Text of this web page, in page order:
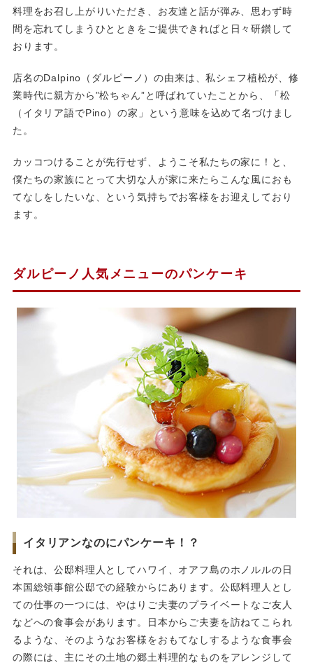
料理をお召し上がりいただき、お友達と話が弾み、思わず時
間を忘れてしまうひとときをご提供できればと日々研鑚して
おります。
店名のDalpino（ダルピーノ）の由来は、私シェフ植松が、修
業時代に親方から”松ちゃん”と呼ばれていたことから、「松
（イタリア語でPino）の家」という意味を込めて名づけまし
た。
カッコつけることが先行せず、ようこそ私たちの家に！と、
僕たちの家族にとって大切な人が家に来たらこんな風におも
てなしをしたいな、という気持ちでお客様をお迎えしており
ます。
ダルピーノ人気メニューのパンケーキ
イタリアンなのにパンケーキ！？
それは、公邸料理人としてハワイ、オアフ島のホノルルの日
本国総領事館公邸での経験からにあります。公邸料理人とし
ての仕事の一つには、やはりご夫妻のプライベートなご友人
などへの食事会があります。日本からご夫妻を訪ねてこられ
るような、そのようなお客様をおもてなしするような食事会
の際には、主にその土地の郷土料理的なものをアレンジして